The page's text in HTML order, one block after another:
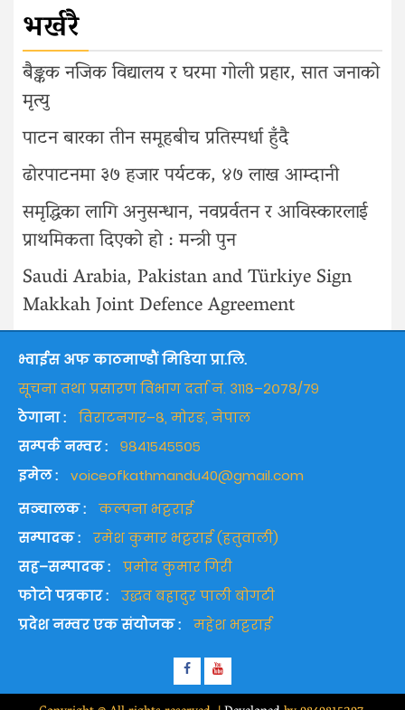
भर्खरै
बैङ्कक नजिक विद्यालय र घरमा गोली प्रहार, सात जनाको
मृत्यु
पाटन बारका तीन समूहबीच प्रतिस्पर्धा हुँदै
ढोरपाटनमा ३७ हजार पर्यटक, ४७ लाख आम्दानी
समृद्धिका लागि अनुसन्धान, नवप्रर्वतन र आविस्कारलाई
प्राथमिकता दिएको हो : मन्त्री पुन
Saudi Arabia, Pakistan and Türkiye Sign
Makkah Joint Defence Agreement
भ्वाईस अफ काठमाण्डौं मिडिया प्रा.लि.
सूचना तथा प्रसारण विभाग दर्ता नं. ३११८–२०७८/७९
ठेगाना :
विराटनगर–८, मोरङ, नेपाल
सम्पर्क नम्वर :
९८४१५४५५०५
इमेल :
voiceofkathmandu40@gmail.com
सञ्चालक :
कल्पना भट्टराई
सम्पादक :
रमेश कुमार भट्टराई (हतुवाली)
सह–सम्पादक :
प्रमोद कुमार गिरी
फोटो पत्रकार :
उद्धव बहादुर पाली बोगटी
प्रदेश नम्वर एक संयोजक :
महेश भट्टराई
Facebook
Youtube